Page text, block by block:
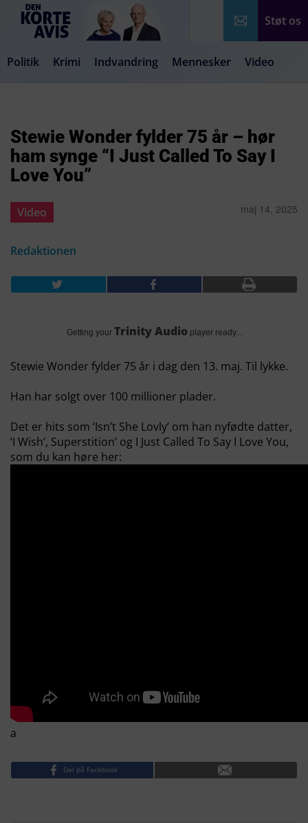
Støt os
Politik Krimi Indvandring Mennesker Video
Stewie Wonder fylder 75 år – hør
ham synge “I Just Called To Say I
Love You”
Video maj 14, 2025
Redaktionen
Getting your Trinity Audio player ready...
Stewie Wonder fylder 75 år i dag den 13. maj. Til lykke.
Han har solgt over 100 millioner plader.
Det er hits som ‘Isn’t She Lovly’ om han nyfødte datter,
‘I Wish’, Superstition’ og I Just Called To Say I Love You,
som du kan høre her:
a
Del på Facebook